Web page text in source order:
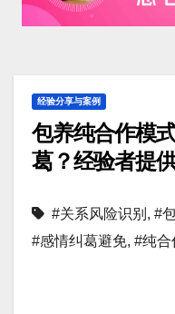
经验分享与案例
包养纯合作模
葛？经验者提
#关系风险识别 , #
#感情纠葛避免, #纯合